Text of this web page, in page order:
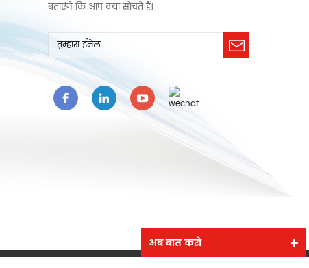
बताएंगे कि आप क्या सोचते हैं।
अब बात करो